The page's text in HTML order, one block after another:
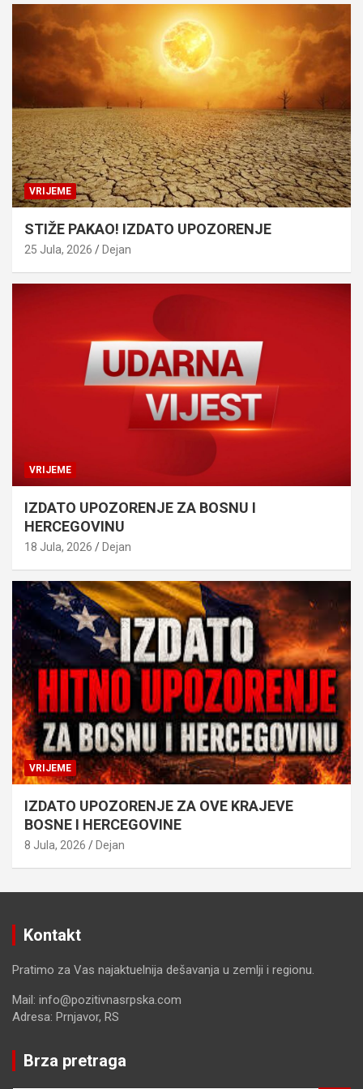
VRIJEME
STIŽE PAKAO! IZDATO UPOZORENJE
25 Jula, 2026 Dejan
VRIJEME
IZDATO UPOZORENJE ZA BOSNU I
HERCEGOVINU
18 Jula, 2026 Dejan
VRIJEME
IZDATO UPOZORENJE ZA OVE KRAJEVE
BOSNE I HERCEGOVINE
8 Jula, 2026 Dejan
Kontakt
Pratimo za Vas najaktuelnija dešavanja u zemlji i regionu.
Mail: info@pozitivnasrpska.com
Adresa: Prnjavor, RS
Brza pretraga